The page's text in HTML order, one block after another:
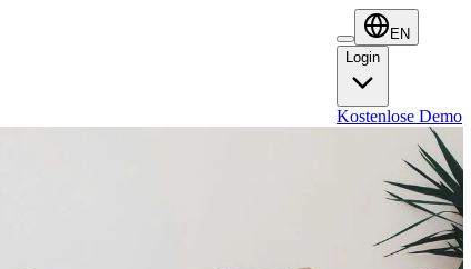
EN
Login
Login
Kostenlose Demo